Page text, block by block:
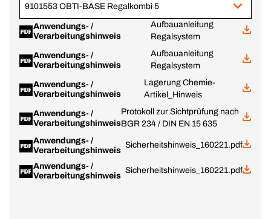
9101553 OBTI-BASE Regalkombi 5
Anwendungs- /
Verarbeitungshinweis
Aufbauanleitung
Regalsystem
Anwendungs- /
Verarbeitungshinweis
Aufbauanleitung
Regalsystem
Anwendungs- /
Verarbeitungshinweis
Lagerung Chemie-
Artikel_Hinweis
Anwendungs- /
Verarbeitungshinweis
Protokoll zur Sichtprüfung nach
BGR 234 / DIN EN 15 635
Anwendungs- /
Verarbeitungshinweis
Sicherheitshinweis_160221.pdf
Anwendungs- /
Verarbeitungshinweis
Sicherheitshinweis_160221.pdf